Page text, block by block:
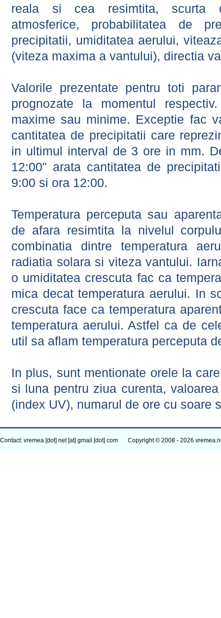
reala si cea resimtita, scurta
atmosferice, probabilitatea de
precipitatii, umiditatea aerului,
(viteza maxima a vantului), directia
Valorile prezentate pentru toti
prognozate la momentul
maxime sau minime. Exceptie fac
cantitatea de precipitatii care
in ultimul interval de 3 ore in mm.
12:00" arata cantitatea de
9:00 si ora 12:00.
Temperatura perceputa sau
de afara resimtita la nivelul
combinatia dintre temperatura
radiatia solara si viteza vantului.
o umiditatea crescuta fac ca
mica decat temperatura aerului. In
crescuta face ca temperatura
temperatura aerului. Astfel ca de
util sa aflam temperatura perceputa
In plus, sunt mentionate orele la
si luna pentru ziua curenta,
(index UV), numarul de ore cu soare
Contact: vremea [dot] net [at] gmail [dot] com Copyright © 2008 - 2026